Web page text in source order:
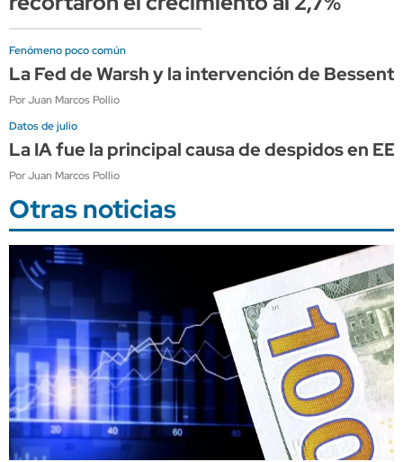
Fenómeno poco común
La Fed de Warsh y la intervención de
Por Juan Marcos Pollio
Datos de julio
La IA fue la principal causa de despidos en
Por Juan Marcos Pollio
Otras noticias